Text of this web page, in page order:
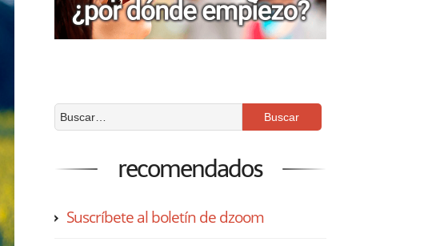
recomendados
Suscríbete al boletín de dzoom